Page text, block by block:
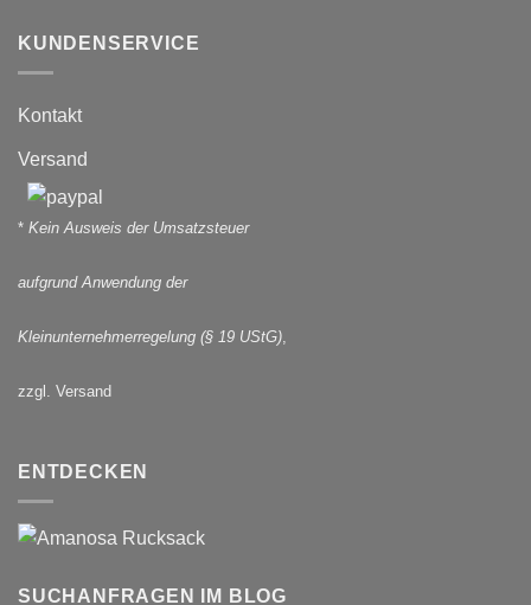
KUNDENSERVICE
Kontakt
Versand
* Kein Ausweis der Umsatzsteuer
aufgrund Anwendung der
Kleinunternehmerregelung (§ 19 UStG)
zzgl. Versand
ENTDECKEN
SUCHANFRAGEN IM BLOG